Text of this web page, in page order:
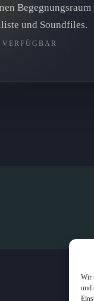
Wir
und
Begegnungsraum
und Soundfiles.